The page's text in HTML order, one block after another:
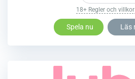
18+ Regler och
Spela nu Läs